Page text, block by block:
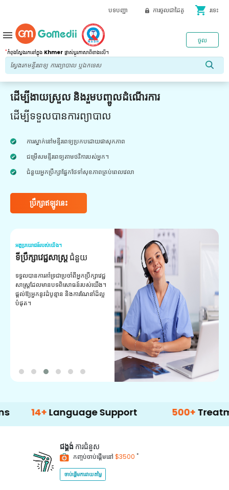
បទបញ្ជា ការចូលជាដៃគូ shopping_cart រទេះ
*កំពុងស្វែងរកនៅក្នុង Khmer ផ្លាស់ប្តូរភាសាពីខាងលើ។
ចូល
menu
ដើម្បីងាយស្រួល និងរួមបញ្ចូលដំណើរការ
ដើម្បីទទួលបានការព្យាបាល
ការស្នាក់នៅមន្ទីរពេទ្យប្រកបដោយផាសុកភាព
ជម្រើសមន្ទីរពេទ្យតាមថវិការបស់អ្នក។
ជំនួយអ្នកប្រឹក្សាផ្នែកថែទាំសុខភាពគ្រប់ពេលវេលា
ប្រឹក្សាឥឡូវនេះ
អត្ថប្រយោជន៍របស់យើង។
ទីប្រឹក្សាវេជ្ជសាស្ត្រជំនួយ
ទទួលបានការគាំទ្រជាប្រចាំពីអ្នកប្រឹក្សាវេជ្ជ
សាស្ត្រដែលមានបទពិសោធន៍របស់យើង។
ផ្តល់ឱ្យអ្នកនូវដំបូន្មាន និងការណែនាំដ៏ល្អ
បំផុត។
Language Support 500+ Treatment
ជង្គង់ ការជំនួស
កញ្ចប់ចាប់ផ្តើមនៅ $3500 *
ចាប់ផ្តើមការវាយតម្លៃ